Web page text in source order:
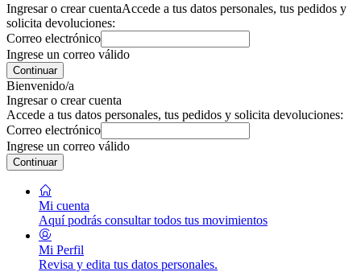
Ingresar o crear cuentaAccede a tus datos personales, tus pedidos y
solicita devoluciones:
Correo electrónico
Ingrese un correo válido
Continuar
Bienvenido/a
Ingresar o crear cuenta
Accede a tus datos personales, tus pedidos y solicita devoluciones:
Correo electrónico
Ingrese un correo válido
Continuar
Mi cuenta
Aquí podrás consultar todos tus movimientos
Mi Perfil
Revisa y edita tus datos personales.